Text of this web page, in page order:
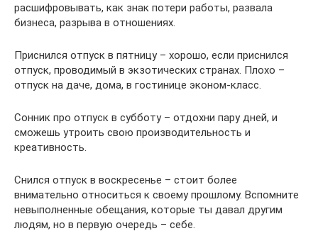
расшифровывать, как знак потери работы, развала
бизнеса, разрыва в отношениях.
Приснился отпуск в пятницу – хорошо, если приснился
отпуск, проводимый в экзотических странах. Плохо –
отпуск на даче, дома, в гостинице эконом-класс.
Сонник про отпуск в субботу – отдохни пару дней, и
сможешь утроить свою производительность и
креативность.
Снился отпуск в воскресенье – стоит более
внимательно относиться к своему прошлому. Вспомните
невыполненные обещания, которые ты давал другим
людям, но в первую очередь – себе.